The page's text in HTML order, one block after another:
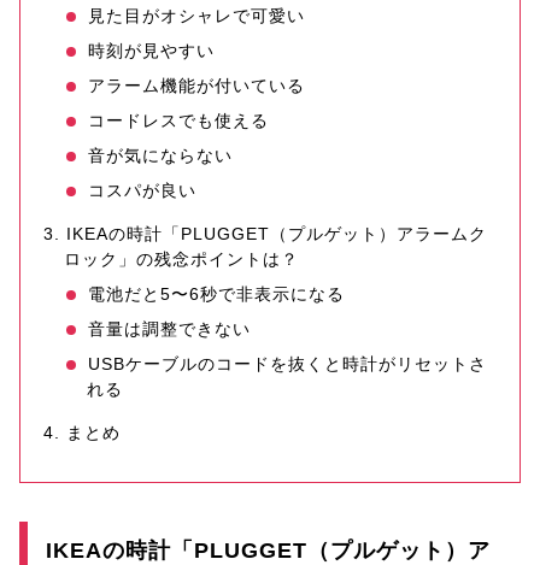
見た目がオシャレで可愛い
時刻が見やすい
アラーム機能が付いている
コードレスでも使える
音が気にならない
コスパが良い
IKEAの時計「PLUGGET（プルゲット）アラームク
ロック」の残念ポイントは？
電池だと5〜6秒で非表示になる
音量は調整できない
USBケーブルのコードを抜くと時計がリセットさ
れる
まとめ
IKEAの時計「PLUGGET（プルゲット）ア